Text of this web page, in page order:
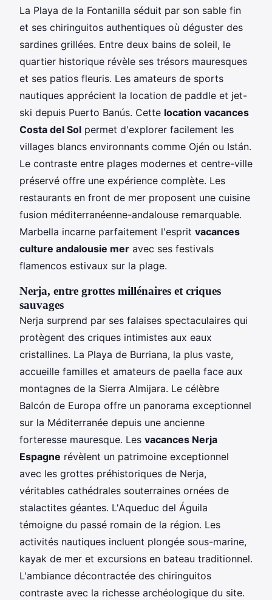
La Playa de la Fontanilla séduit par son sable fin
et ses chiringuitos authentiques où déguster des
sardines grillées. Entre deux bains de soleil, le
quartier historique révèle ses trésors mauresques
et ses patios fleuris. Les amateurs de sports
nautiques apprécient la location de paddle et jet-
ski depuis Puerto Banús. Cette location vacances
Costa del Sol permet d'explorer facilement les
villages blancs environnants comme Ojén ou Istán.
Le contraste entre plages modernes et centre-ville
préservé offre une expérience complète. Les
restaurants en front de mer proposent une cuisine
fusion méditerranéenne-andalouse remarquable.
Marbella incarne parfaitement l'esprit vacances
culture andalousie mer avec ses festivals
flamencos estivaux sur la plage.
Nerja, entre grottes millénaires et criques
sauvages
Nerja surprend par ses falaises spectaculaires qui
protègent des criques intimistes aux eaux
cristallines. La Playa de Burriana, la plus vaste,
accueille familles et amateurs de paella face aux
montagnes de la Sierra Almijara. Le célèbre
Balcón de Europa offre un panorama exceptionnel
sur la Méditerranée depuis une ancienne
forteresse mauresque. Les vacances Nerja
Espagne révèlent un patrimoine exceptionnel
avec les grottes préhistoriques de Nerja,
véritables cathédrales souterraines ornées de
stalactites géantes. L'Aqueduc del Águila
témoigne du passé romain de la région. Les
activités nautiques incluent plongée sous-marine,
kayak de mer et excursions en bateau traditionnel.
L'ambiance décontractée des chiringuitos
contraste avec la richesse archéologique du site.